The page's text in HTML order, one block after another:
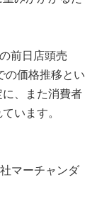
前日店頭売
の価格推移とい
、また消費者
います。
マーチャンダ